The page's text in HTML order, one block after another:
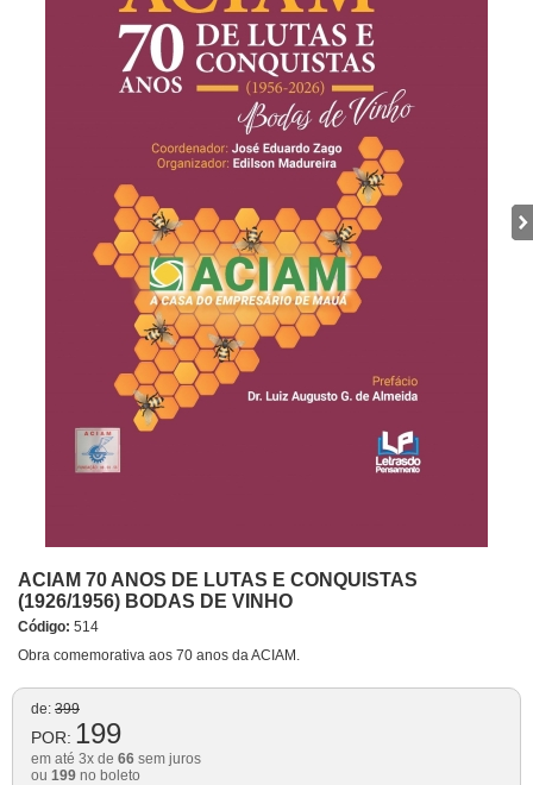
ACIAM 70 ANOS DE LUTAS E CONQUISTAS
(1926/1956) BODAS DE VINHO
Código: 514
Obra comemorativa aos 70 anos da ACIAM.
de: 399
POR: 199
em até 3x de 66 sem juros
ou 199 no boleto